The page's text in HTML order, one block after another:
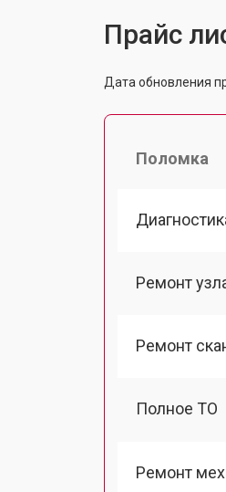
Прайс
Дата обновления
Поломка
Ремонт
Ремонт
Полное ТО
Ремонт